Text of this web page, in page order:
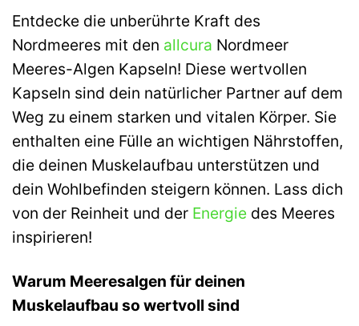
Entdecke die unberührte Kraft des
Nordmeeres mit den allcura Nordmeer
Meeres-Algen Kapseln! Diese wertvollen
Kapseln sind dein natürlicher Partner auf dem
Weg zu einem starken und vitalen Körper. Sie
enthalten eine Fülle an wichtigen Nährstoffen,
die deinen Muskelaufbau unterstützen und
dein Wohlbefinden steigern können. Lass dich
von der Reinheit und der Energie des Meeres
inspirieren!
Warum Meeresalgen für deinen
Muskelaufbau so wertvoll sind